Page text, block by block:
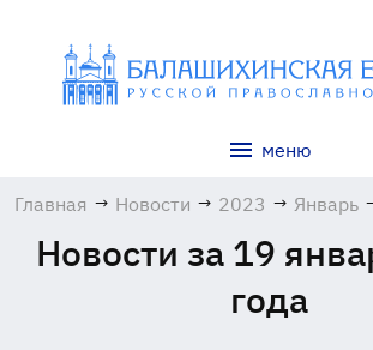
меню
Главная → Новости → 2023 → Январь
Новости за 19
года